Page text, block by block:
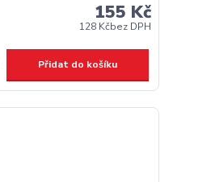
155 Kč
128 Kčbez DPH
Přidat do košíku